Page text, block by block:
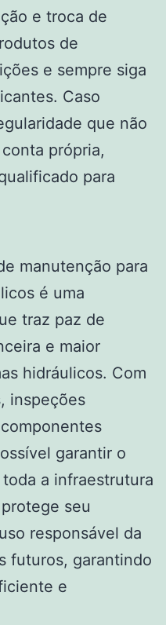
e troca de
de
e sempre siga
Caso
que não
própria,
para
manutenção para
é uma
traz paz de
e maior
hidráulicos. Com
inspeções
garantir o
a infraestrutura
seu
responsável da
futuros, garantindo
e